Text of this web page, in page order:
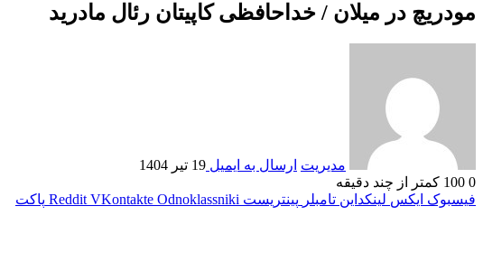
مودریچ در میلان / خداحافظی کاپیتان رئال مادرید
مدیریت ارسال به ایمیل 19 تیر 1404
0
کمتر از چند دقیقه
فیسبوک ایکس لینکداین تامبلر پینتریست Reddit VKontakte Odnoklassniki پاکت